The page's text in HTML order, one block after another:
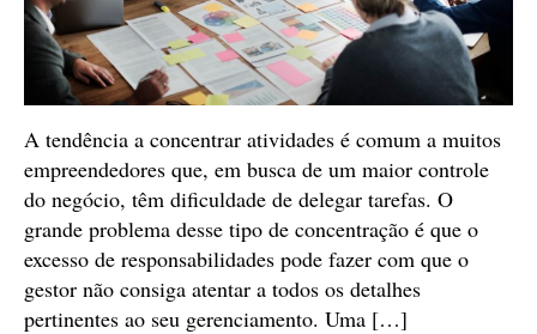
A tendência a concentrar atividades é comum a muitos
empreendedores que, em busca de um maior controle
do negócio, têm dificuldade de delegar tarefas. O
grande problema desse tipo de concentração é que o
excesso de responsabilidades pode fazer com que o
gestor não consiga atentar a todos os detalhes
pertinentes ao seu gerenciamento. Uma […]